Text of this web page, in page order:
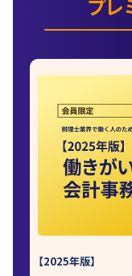
プレ
【2025年版】